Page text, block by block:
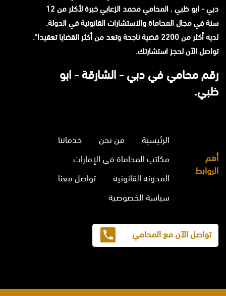
دبي - ابو ظبي ,
المحامي محمد الزعابي خبرة لأكثر من 12
سنة في مجال المحاماة والاستشارات القانونية في الدولة.
لديه أكثر من 2200 قضية ناجحة وتعد من أكثر القضايا تعقيدا".
تواصل الآن لحجز استشارتك.
رقم محامي في دبي - الشارقة - ابو
ظبي.
أهم
الروابط
الرئيسية من نحن
خدماتنا
مكاتب المحاماة في الإمارات
المدونة القانونية
تواصل معنا
سياسة الخصوصية
تواصل الآن مع المحامي